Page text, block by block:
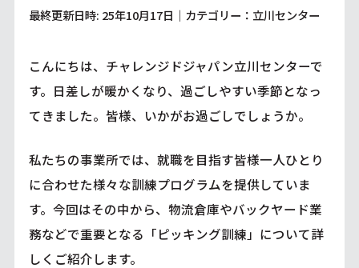
最終更新日時: 25年10月17日｜カテゴリー：立川センター
こんにちは、チャレンジドジャパン立川センターで
す。日差しが暖かくなり、過ごしやすい季節となっ
てきました。皆様、いかがお過ごしでしょうか。
私たちの事業所では、就職を目指す皆様一人ひとり
に合わせた様々な訓練プログラムを提供していま
す。今回はその中から、物流倉庫やバックヤード業
務などで重要となる「ピッキング訓練」について詳
しくご紹介します。